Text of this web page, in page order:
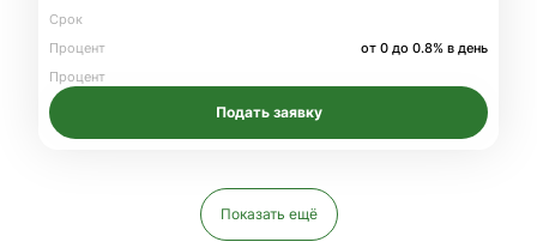
Срок
Процент
от 0 до 0.8% в день
Процент
Подать заявку
Показать ещё